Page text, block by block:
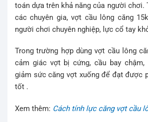
toán dựa trên khả năng của người chơi.
các chuyên gia, vợt cầu lông căng
người chơi chuyên nghiệp, lực cổ tay
Trong trường hợp dùng vợt cầu lông
cảm giác vợt bị cứng, cầu bay chậm,
giảm sức căng vợt xuống để đạt được
tốt .
Xem thêm: Cách tính lực căng vợt cầu